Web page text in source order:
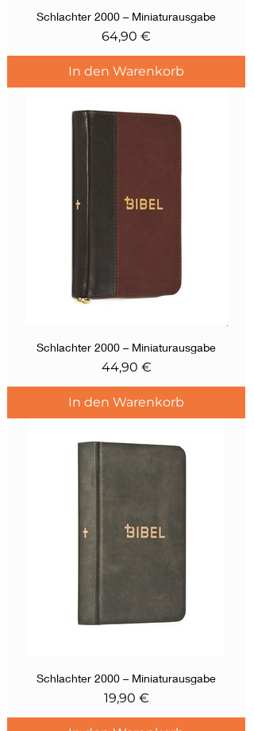
Schlachter 2000 – Miniaturausgabe
Preis
64,90 €
In den Warenkorb
Schlachter 2000 – Miniaturausgabe
Preis
44,90 €
In den Warenkorb
Schlachter 2000 – Miniaturausgabe
Preis
19,90 €